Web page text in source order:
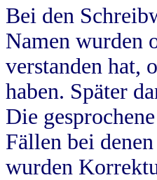
Bei den
Namen wurden
verstanden hat,
haben. Später
Die
Fällen bei
wurden